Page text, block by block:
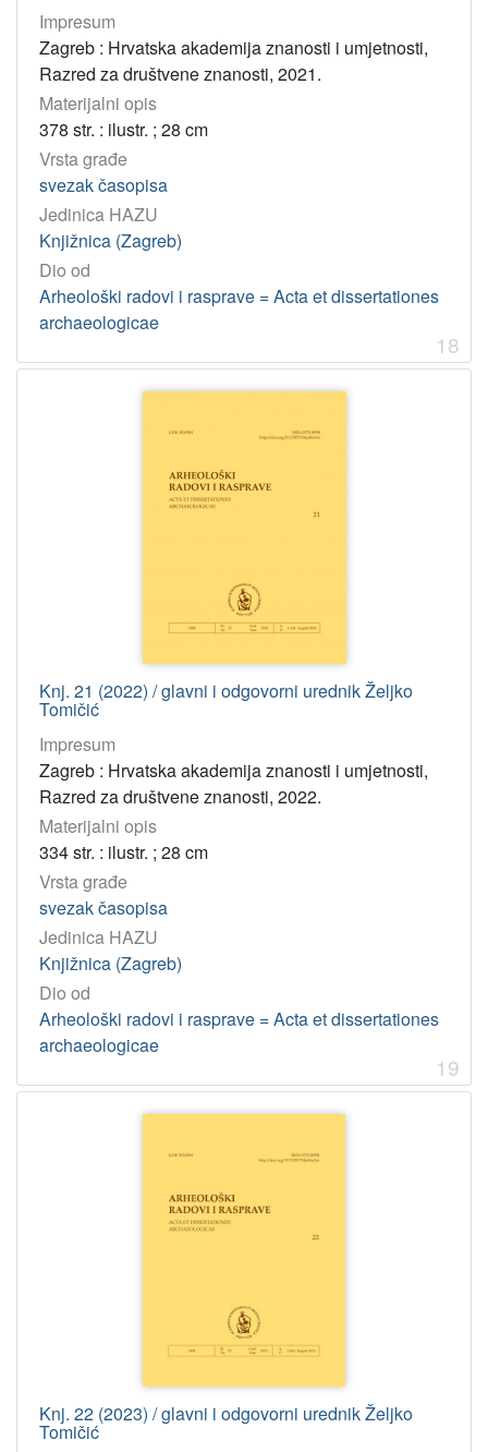
Impresum
Zagreb : Hrvatska akademija znanosti i umjetnosti,
Razred za društvene znanosti, 2021.
Materijalni opis
378 str. : ilustr. ; 28 cm
Vrsta građe
svezak časopisa
Jedinica HAZU
Knjižnica (Zagreb)
Dio od
Arheološki radovi i rasprave = Acta et dissertationes
archaeologicae
18
Knj. 21 (2022) / glavni i odgovorni urednik Željko
Tomičić
Impresum
Zagreb : Hrvatska akademija znanosti i umjetnosti,
Razred za društvene znanosti, 2022.
Materijalni opis
334 str. : ilustr. ; 28 cm
Vrsta građe
svezak časopisa
Jedinica HAZU
Knjižnica (Zagreb)
Dio od
Arheološki radovi i rasprave = Acta et dissertationes
archaeologicae
19
Knj. 22 (2023) / glavni i odgovorni urednik Željko
Tomičić